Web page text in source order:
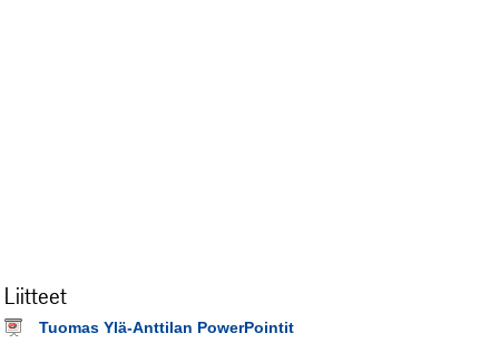
Liitteet
Tuomas Ylä-Anttilan PowerPointit